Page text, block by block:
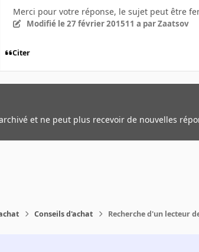
Merci pour votre réponse, le sujet peut être
Modifié le 27 février 201511 a par Zaatsov
Citer
et ne peut plus recevoir de nouvelles
Conseils d'achat Recherche d'un lecteur